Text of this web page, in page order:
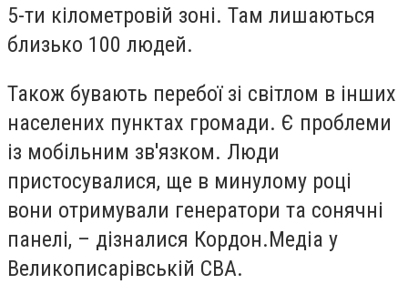
5-ти кілометровій зоні. Там лишаються
близько 100 людей.
Також бувають перебої зі світлом в інших
населених пунктах громади. Є проблеми
із мобільним зв'язком. Люди
пристосувалися, ще в минулому році
вони отримували генератори та сонячні
панелі, – дізналися Кордон.Медіа у
Великописарівській СВА.